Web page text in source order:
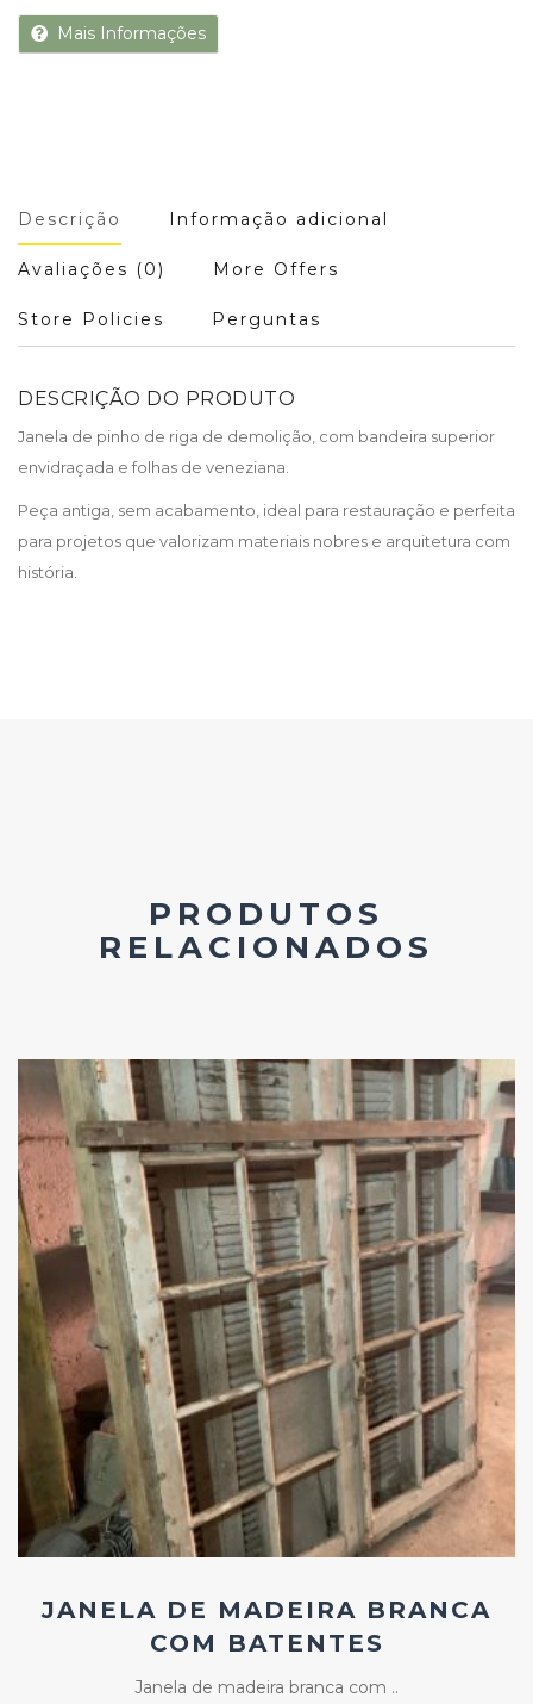
Mais Informações
Descrição Informação adicional
Avaliações (0) More Offers
Store Policies Perguntas
DESCRIÇÃO DO PRODUTO
Janela de pinho de riga de demolição, com bandeira superior
envidraçada e folhas de veneziana.
Peça antiga, sem acabamento, ideal para restauração e perfeita
para projetos que valorizam materiais nobres e arquitetura com
história.
PRODUTOS
RELACIONADOS
Add
ao
Favoritos
JANELA DE MADEIRA BRANCA
COM BATENTES
Janela de madeira branca com ..